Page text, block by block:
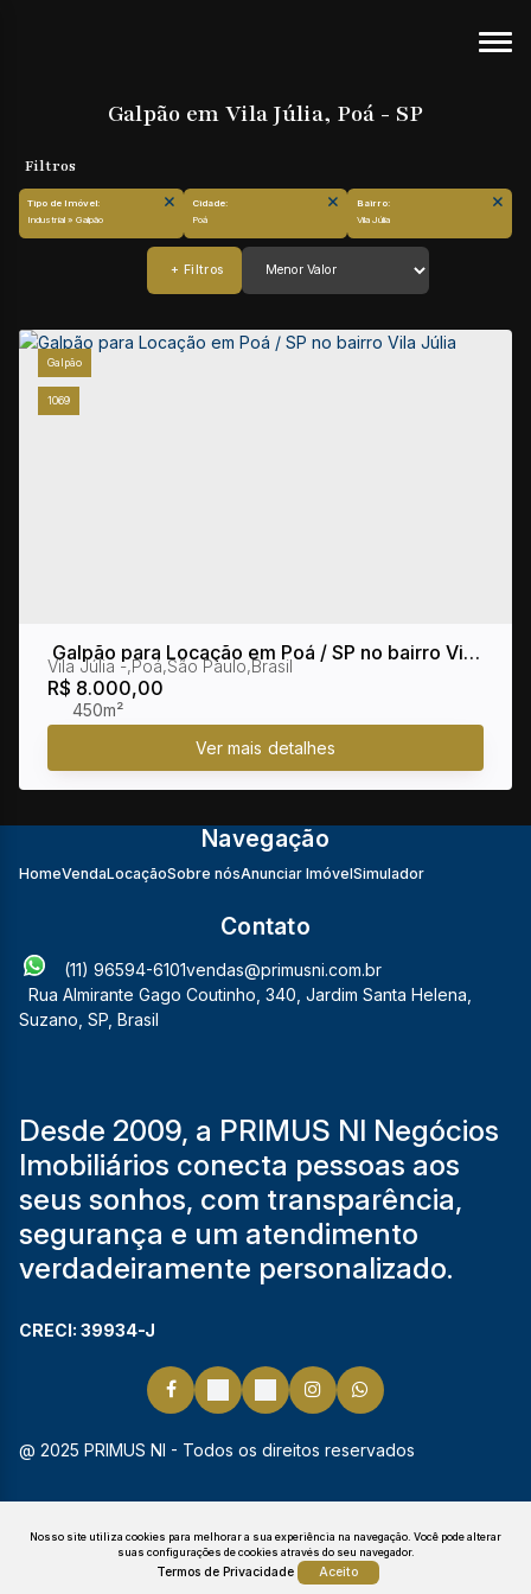
Nosso site utiliza cookies para melhorar a sua experiência na navegação. Você pode alterar
suas configurações de cookies através do seu navegador.
Termos de Privacidade Aceito
Galpão em Vila Júlia, Poá - SP
Tipo de Imóvel:
Poá
Vila Júlia
1069
Galpão
Galpão para Locação em Poá / SP no bairro Vila
Júlia
R$ 8.000,00
Vila Júlia ,Poá,São Paulo,Brasil
450m²
Navegação
HomeVendaLocaçãoSobre nósAnunciar ImóvelSimulador
Contato
(11) 96594-6101vendas@primusni.com.br
Rua Almirante Gago Coutinho 340 Jardim Santa Helena
Suzano SP Brasil
Desde 2009, a PRIMUS NI Negócios
Imobiliários conecta pessoas aos
seus sonhos, com transparência,
segurança e um atendimento
verdadeiramente personalizado.
CRECI: 39934-J
@ 2025 PRIMUS NI - Todos os direitos reservados